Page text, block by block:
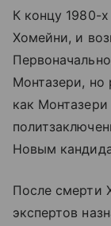
К концу 1980-
Хомейни, и
Монтазери, но
как
Новым
После смерти
экспертов